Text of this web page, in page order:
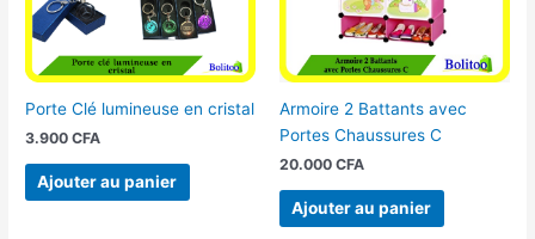
Porte Clé lumineuse en cristal
3.900CFA
Ajouter au panier
Armoire 2 Battants avec
Portes Chaussures C
20.000 CFA
Ajouter au panier